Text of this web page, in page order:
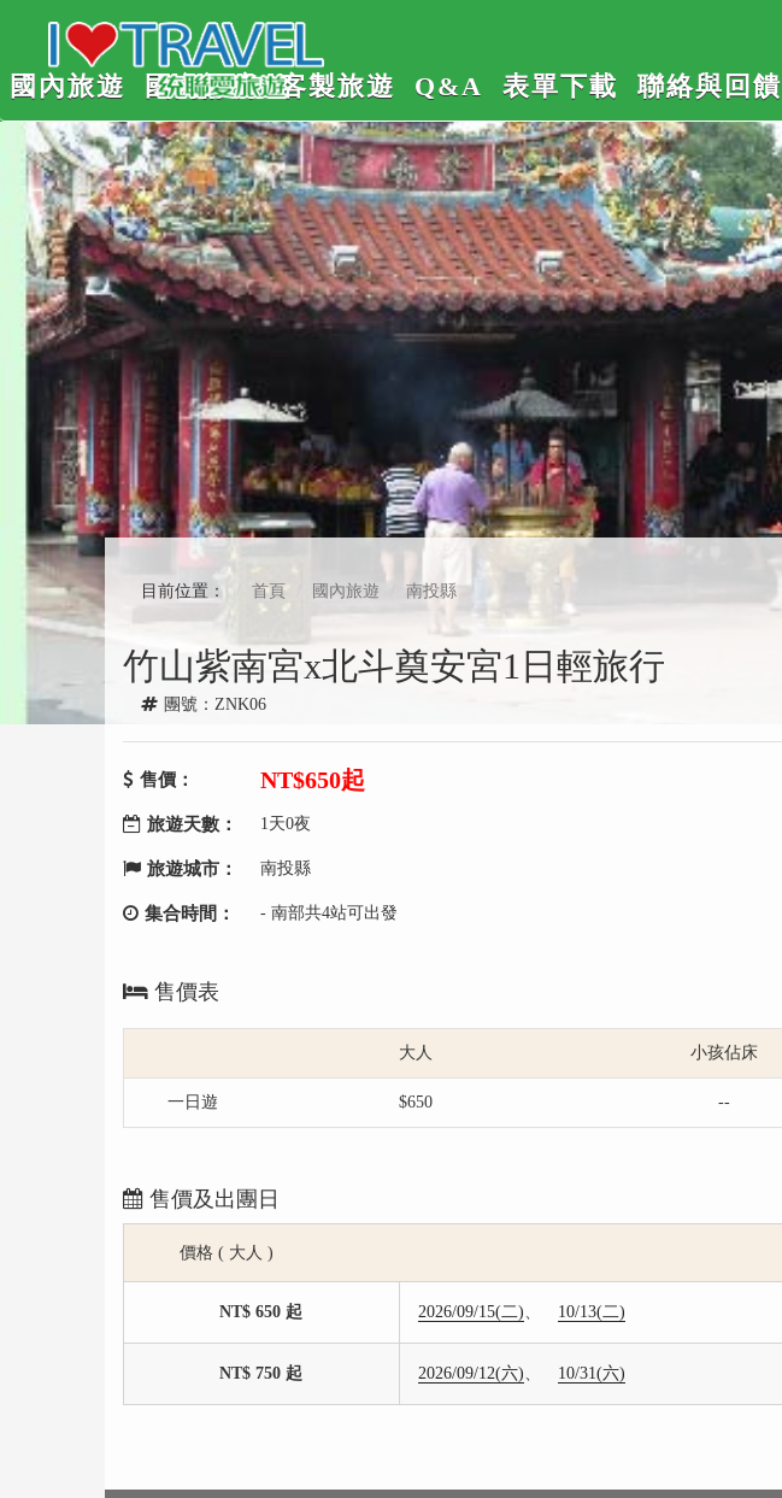
國內旅遊 國內訂房 客製旅遊 Q&A 表單下載 聯絡與回饋
目前位置： 首頁 國內旅遊 南投縣
竹山紫南宮x北斗奠安宮1日輕旅行
團號：ZNK06
售價： NT$650起
旅遊天數： 1天0夜
旅遊城市： 南投縣
集合時間： - 南部共4站可出發
售價表
大人 小孩佔床
一日遊 $650 --
售價及出團日
價格 ( 大人 )
NT$ 650 起 2026/09/15(二) 10/13(二)
NT$ 750 起 2026/09/12(六) 10/31(六)